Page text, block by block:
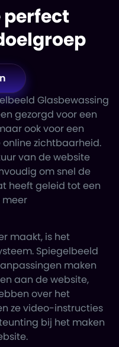
perfect
Glasbewassing
gezorgd voor een
ook voor een
zichtbaarheid.
van de website
om snel de
heeft geleid tot een
meer
maakt, is het
Spiegelbeeld
maken
aan de website,
over het
ze video-instructies
bij het maken